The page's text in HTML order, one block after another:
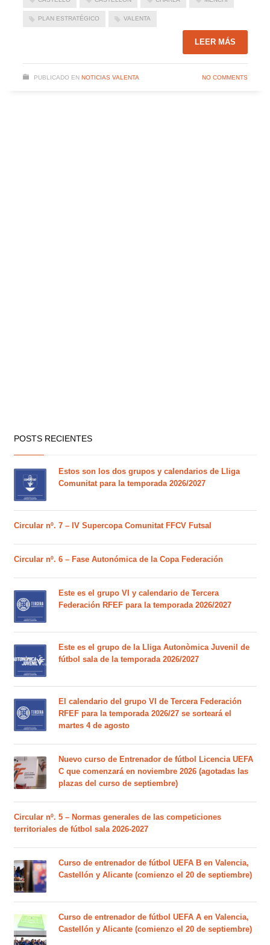
PLAN ESTRATÉGICO VALENTA
LEER MÁS
PUBLICADO EN NOTICIAS VALENTA NO COMMENTS
POSTS RECIENTES
Estos son los dos grupos y calendarios de Lliga
Comunitat para la temporada 2026/2027
Circular nº. 7 – IV Supercopa Comunitat FFCV Futsal
Circular nº. 6 – Fase Autonómica de la Copa Federación
Este es el grupo VI y calendario de Tercera
Federación RFEF para la temporada 2026/2027
Este es el grupo de la Lliga Autonòmica Juvenil de
fútbol sala de la temporada 2026/2027
El calendario del grupo VI de Tercera Federación
RFEF para la temporada 2026/27 se sorteará el
martes 4 de agosto
Nuevo curso de Entrenador de fútbol Licencia UEFA
C que comenzará en noviembre 2026 (agotadas las
plazas del curso de septiembre)
Circular nº. 5 – Normas generales de las competiciones
territoriales de fútbol sala 2026-2027
Curso de entrenador de fútbol UEFA B en Valencia,
Castellón y Alicante (comienzo el 20 de septiembre)
Curso de entrenador de fútbol UEFA A en Valencia,
Castellón y Alicante (comienzo el 20 de septiembre)